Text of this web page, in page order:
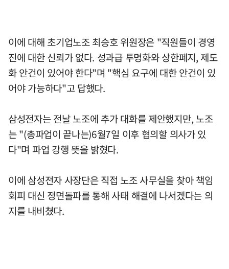
이에 대해 초기업노조 최승호 위원장은 "직원들이 경영
진에 대한 신뢰가 없다. 성과급 투명화와 상한폐지, 제도
화 안건이 있어야 한다"며 "핵심 요구에 대한 안건이 있
어야 가능하다"고 답했다.
삼성전자는 전날 노조에 추가 대화를 제안했지만, 노조
는 "(총파업이 끝나는)6월7일 이후 협의할 의사가 있
다"며 파업 강행 뜻을 밝혔다.
이에 삼성전자 사장단은 직접 노조 사무실을 찾아 책임
회피 대신 정면돌파를 통해 사태 해결에 나서겠다는 의
지를 내비쳤다.